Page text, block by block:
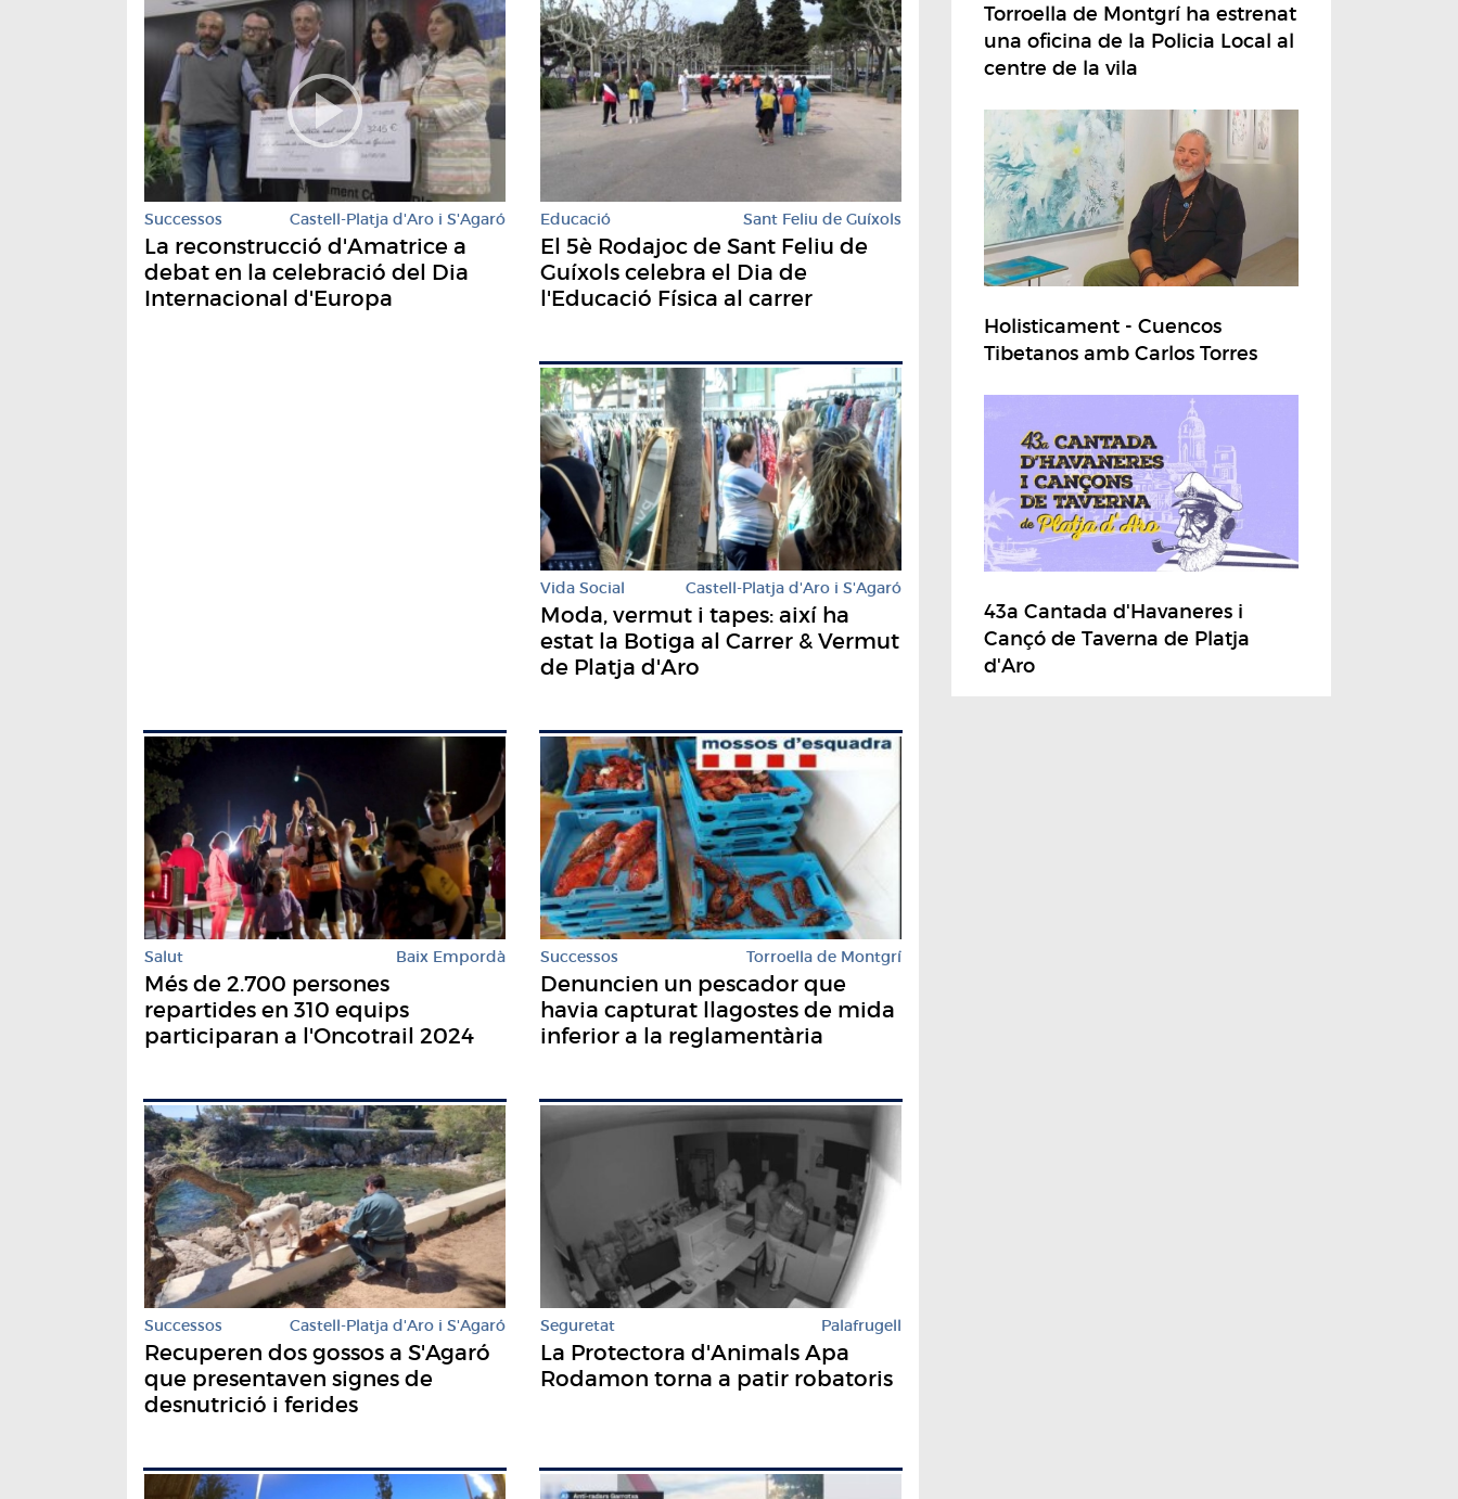
Successos Castell-Platja d'Aro i S'Agaró
La reconstrucció d'Amatrice a
debat en la celebració del Dia
Internacional d'Europa
Educació Sant Feliu de Guíxols
El 5è Rodajoc de Sant Feliu de
Guíxols celebra el Dia de
l'Educació Física al carrer
Vida Social Castell-Platja d'Aro i S'Agaró
Moda, vermut i tapes: així ha
estat la Botiga al Carrer & Vermut
de Platja d'Aro
Salut Baix Empordà
Més de 2.700 persones
repartides en 310 equips
participaran a l'Oncotrail 2024
Successos Torroella de Montgrí
Denuncien un pescador que
havia capturat llagostes de mida
inferior a la reglamentària
Successos Castell-Platja d'Aro i S'Agaró
Recuperen dos gossos a S'Agaró
que presentaven signes de
desnutrició i ferides
Seguretat Palafrugell
La Protectora d'Animals Apa
Rodamon torna a patir robatoris
Torroella de Montgrí ha estrenat
una oficina de la Policia Local al
centre de la vila
Holisticament - Cuencos
Tibetanos amb Carlos Torres
43a Cantada d'Havaneres i
Cançó de Taverna de Platja
d'Aro